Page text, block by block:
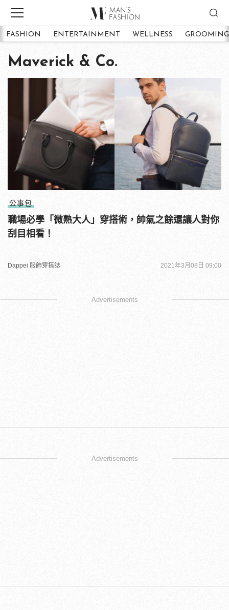
FASHION ENTERTAINMENT WELLNESS GROOMING
Maverick & Co.
公事包
職場必學「微熟大人」穿搭術，帥氣之餘還讓人對你
刮目相看！
Dappei 服飾穿搭誌 2021年3月08日 09:00
Advertisements
Advertisements